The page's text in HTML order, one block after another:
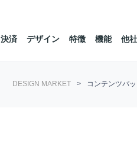
決済 デザイン 特徴 機能 他
DESIGN MARKET > コンテンツパ